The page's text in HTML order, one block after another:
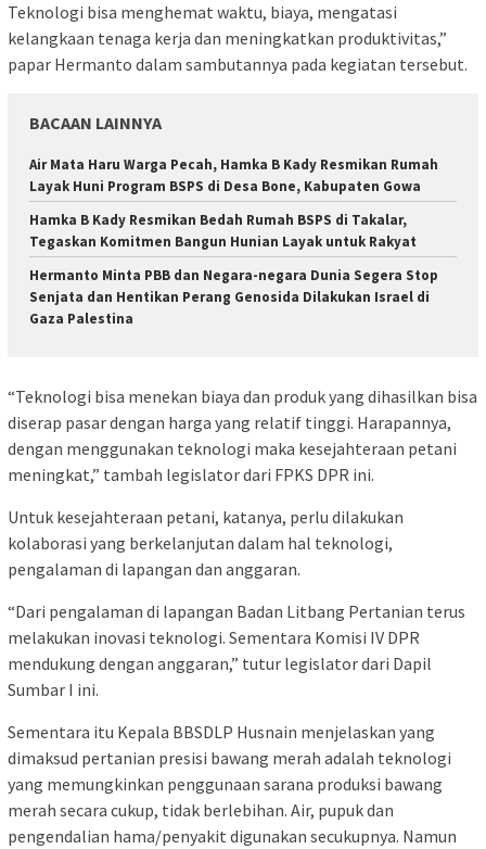
Teknologi bisa menghemat waktu, biaya, mengatasi
kelangkaan tenaga kerja dan meningkatkan produktivitas,”
papar Hermanto dalam sambutannya pada kegiatan tersebut.
BACAAN LAINNYA
Air Mata Haru Warga Pecah, Hamka B Kady Resmikan Rumah
Layak Huni Program BSPS di Desa Bone, Kabupaten Gowa
Hamka B Kady Resmikan Bedah Rumah BSPS di Takalar,
Tegaskan Komitmen Bangun Hunian Layak untuk Rakyat
Hermanto Minta PBB dan Negara-negara Dunia Segera Stop
Senjata dan Hentikan Perang Genosida Dilakukan Israel di
Gaza Palestina
“Teknologi bisa menekan biaya dan produk yang dihasilkan bisa
diserap pasar dengan harga yang relatif tinggi. Harapannya,
dengan menggunakan teknologi maka kesejahteraan petani
meningkat,” tambah legislator dari FPKS DPR ini.
Untuk kesejahteraan petani, katanya, perlu dilakukan
kolaborasi yang berkelanjutan dalam hal teknologi,
pengalaman di lapangan dan anggaran.
“Dari pengalaman di lapangan Badan Litbang Pertanian terus
melakukan inovasi teknologi. Sementara Komisi IV DPR
mendukung dengan anggaran,” tutur legislator dari Dapil
Sumbar I ini.
Sementara itu Kepala BBSDLP Husnain menjelaskan yang
dimaksud pertanian presisi bawang merah adalah teknologi
yang memungkinkan penggunaan sarana produksi bawang
merah secara cukup, tidak berlebihan. Air, pupuk dan
pengendalian hama/penyakit digunakan secukupnya. Namun